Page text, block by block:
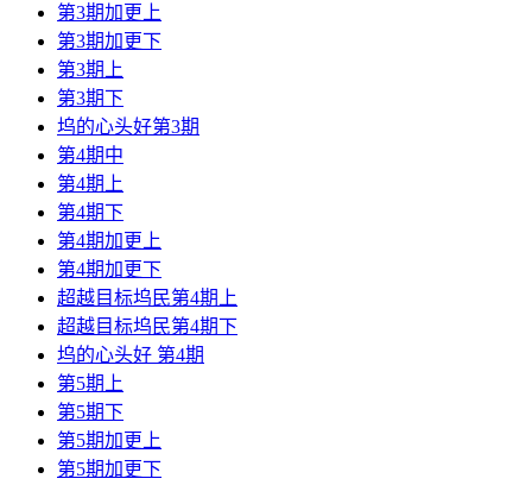
第3期加更上
第3期加更下
第3期上
第3期下
坞的心头好第3期
第4期中
第4期上
第4期下
第4期加更上
第4期加更下
超越目标坞民第4期上
超越目标坞民第4期下
坞的心头好 第4期
第5期上
第5期下
第5期加更上
第5期加更下